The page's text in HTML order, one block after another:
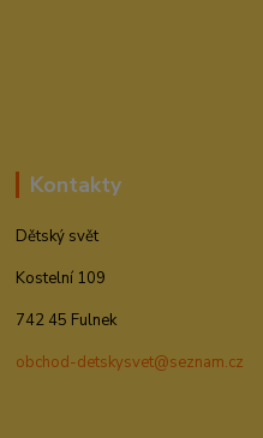
Kontakty
Dětský svět
Kostelní 109
742 45 Fulnek
obchod-detskysvet@seznam.cz